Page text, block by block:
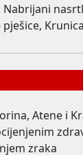
Nabrijani
Atene i
zraka